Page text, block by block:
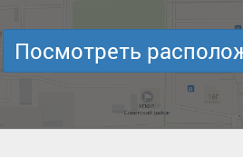
Посмотреть